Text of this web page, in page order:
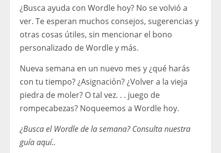
¿Busca ayuda con Wordle hoy? No se volvió a
ver. Te esperan muchos consejos, sugerencias y
otras cosas útiles, sin mencionar el bono
personalizado de Wordle y más.
Nueva semana en un nuevo mes y ¿qué harás
con tu tiempo? ¿Asignación? ¿Volver a la vieja
piedra de moler? O tal vez. . . juego de
rompecabezas? Noqueemos a Wordle hoy.
¿Busca el Wordle de la semana?Consulta nuestra
guía aquí..